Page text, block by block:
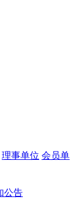
理事单位 会员单
公告